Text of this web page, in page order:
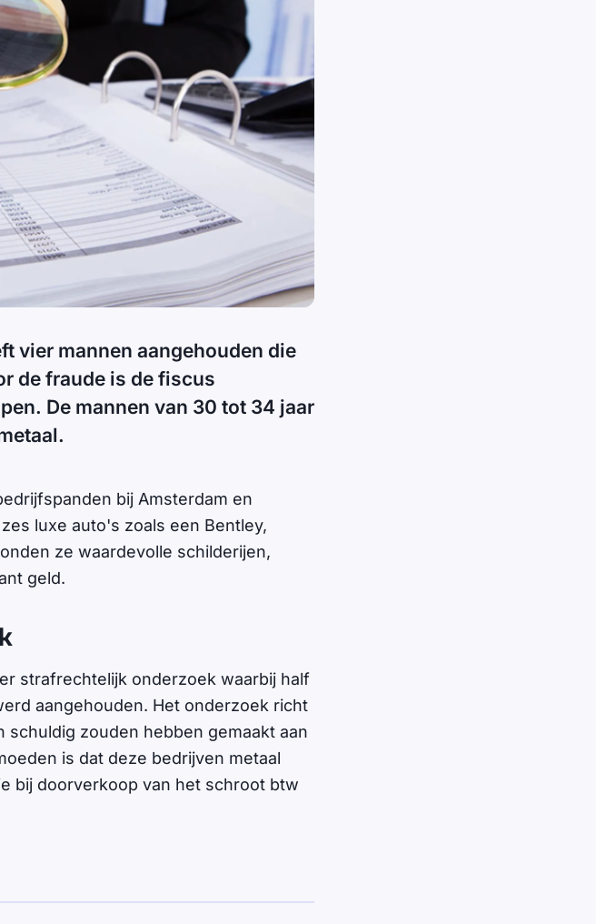
vier mannen aangehouden die
de fraude is de fiscus
De mannen van 30 tot 34 jaar
bij Amsterdam en
luxe auto's zoals een Bentley,
ze waardevolle schilderijen,
geld.
strafrechtelijk onderzoek waarbij half
aangehouden. Het onderzoek richt
zouden hebben gemaakt aan
is dat deze bedrijven metaal
bij doorverkoop van het schroot btw